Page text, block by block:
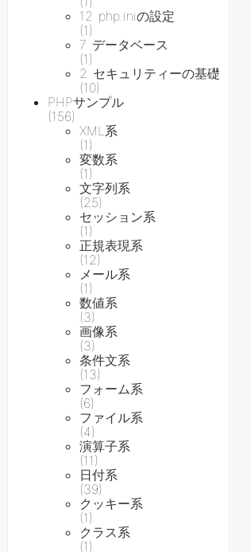
12 php.iniの設定
(1)
7 データベース
(1)
2 セキュリティーの基礎
(10)
PHPサンプル
(156)
XML系
(1)
変数系
(1)
文字列系
(25)
セッション系
(1)
正規表現系
(12)
メール系
(1)
数値系
(3)
画像系
(3)
条件文系
(13)
フォーム系
(6)
ファイル系
(4)
演算子系
(11)
日付系
(39)
クッキー系
(1)
クラス系
(1)